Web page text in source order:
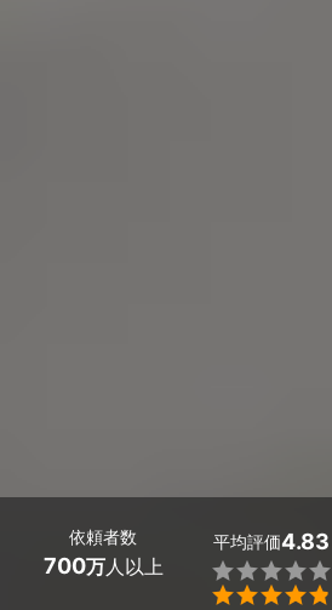
依頼者数
700万人以上
平均評価4.83

